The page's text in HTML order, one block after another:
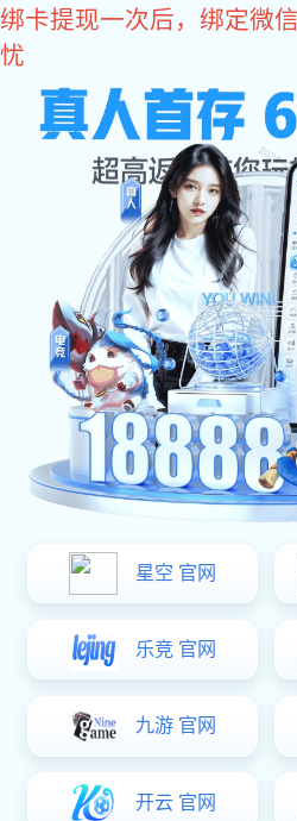
星空电子
常说的门窗五金
哪“五”
文章作者:
门窗五金是建筑门窗上金属与
用在于帮助门窗更好地开启关闭
能。实际上，门窗五金并不是指
门窗上使用的各种功能性配件。
区分，主要包括门锁、执手、撑
细介绍这些常见的门窗五金配件
1. 门锁
窗的安全性。门锁的种类繁多，
锁等。机械锁是最常见的类型，
过密码、指纹或卡片等方式解锁